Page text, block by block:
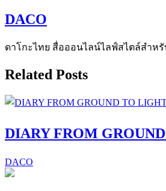
DACO
ดาโกะไทย สื่อออนไลน์ไลฟ์สไตล์สำห
Related Posts
DIARY FROM
DACO